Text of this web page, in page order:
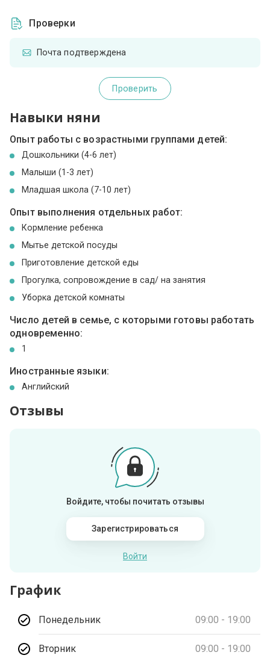
Проверки
Почта подтверждена
Проверить
Навыки няни
Опыт работы с возрастными группами детей:
Дошкольники (4-6 лет)
Малыши (1-3 лет)
Младшая школа (7-10 лет)
Опыт выполнения отдельных работ:
Кормление ребенка
Мытье детской посуды
Приготовление детской еды
Прогулка, сопровождение в сад/ на занятия
Уборка детской комнаты
Число детей в семье, с которыми готовы работать
одновременно:
1
Иностранные языки:
Английский
Отзывы
Войдите, чтобы почитать отзывы
Зарегистрироваться
Войти
График
Понедельник 09:00 - 19:00
Вторник 09:00 - 19:00